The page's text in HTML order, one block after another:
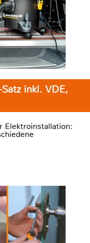
inkl. VDE,
Elektroinstallation: